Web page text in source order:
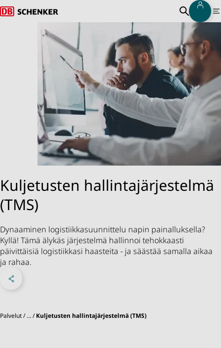
Takaisin kotisivulle Hae
Kuljetusten hallintajärjestelmä
(TMS)
Dynaaminen logistiikkasuunnittelu napin painalluksella?
Kyllä! Tämä älykäs järjestelmä hallinnoi tehokkaasti
päivittäisiä logistiikkasi haasteita - ja säästää samalla aikaa
ja rahaa.
Sosiaaliset verkostot
Palvelut … Kuljetusten hallintajärjestelmä (TMS)